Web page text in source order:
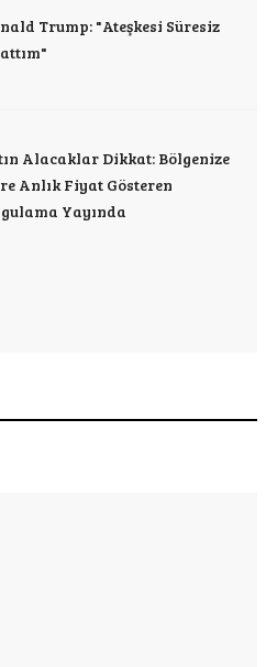
Trump: "Ateşkesi Süresiz
Alacaklar Dikkat: Bölgenize
Anlık Fiyat Gösteren
Yayında